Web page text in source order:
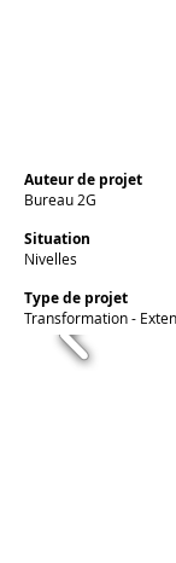
Auteur de projet
Bureau 2G
Situation
Nivelles
Type de projet
Transformation -